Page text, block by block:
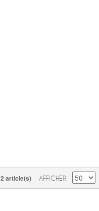
2 article(s) AFFICHER